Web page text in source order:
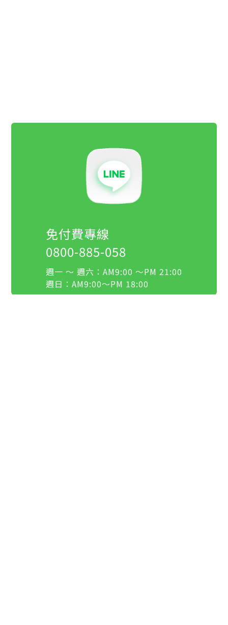
免付費專線
0800-885-058
週一 ～ 週六：AM9:00 ～PM 21:00
週日：AM9:00～PM 18:00